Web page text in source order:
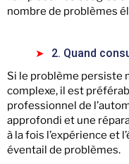
nombre de problèmes
2. Quand
Si le problème persiste
complexe, il est
professionnel de
approfondi et une
à la fois l’expérience et
éventail de problèmes.